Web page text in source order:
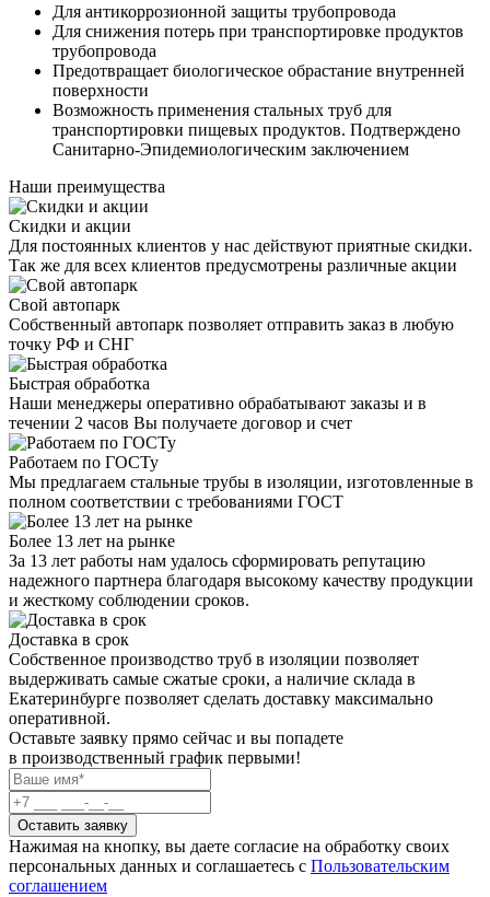
Для антикоррозионной защиты трубопровода
Для снижения потерь при транспортировке продуктов
трубопровода
Предотвращает биологическое обрастание внутренней
поверхности
Возможность применения стальных труб для
транспортировки пищевых продуктов. Подтверждено
Санитарно-Эпидемиологическим заключением
Наши преимущества
Скидки и акции
Для постоянных клиентов у нас действуют приятные скидки.
Так же для всех клиентов предусмотрены различные акции
Свой автопарк
Собственный автопарк позволяет отправить заказ в любую
точку РФ и СНГ
Быстрая обработка
Наши менеджеры оперативно обрабатывают заказы и в
течении 2 часов Вы получаете договор и счет
Работаем по ГОСТу
Мы предлагаем стальные трубы в изоляции, изготовленные в
полном соответствии с требованиями ГОСТ
Более 13 лет на рынке
За 13 лет работы нам удалось сформировать репутацию
надежного партнера благодаря высокому качеству продукции
и жесткому соблюдении сроков.
Доставка в срок
Собственное производство труб в изоляции позволяет
выдерживать самые сжатые сроки, а наличие склада в
Екатеринбурге позволяет сделать доставку максимально
оперативной.
Оставьте заявку прямо сейчас и вы попадете
в производственный график первыми!
Оставить заявку
Нажимая на кнопку, вы даете согласие на обработку своих
персональных данных и соглашаетесь с Пользовательским
соглашением